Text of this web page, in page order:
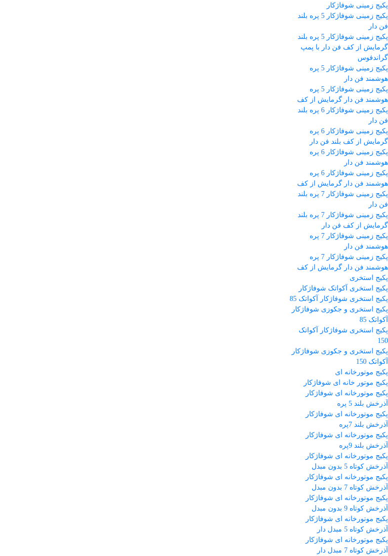
پکیج زمینی شوفاژکار
پکیج زمینی شوفاژکار 5 پره بلند
فن دار
پکیج زمینی شوفاژکار 5 پره بلند
گرمایش از کف فن دار با پمپ
گراندفوس
پکیج زمینی شوفاژکار 5 پره
هوشمند فن دار
پکیج زمینی شوفاژکار 5 پره
هوشمند فن دار گرمایش از کف
پکیج زمینی شوفاژکار 6 پره بلند
فن دار
پکیج زمینی شوفاژکار 6 پره
گرمایش از کف بلند فن دار
پکیج زمینی شوفاژکار 6 پره
هوشمند فن دار
پکیج زمینی شوفاژکار 6 پره
هوشمند فن دار گرمایش از کف
پکیج زمینی شوفاژکار 7 پره بلند
فن دار
پکیج زمینی شوفاژکار 7 پره بلند
گرمایش از کف فن دار
پکیج زمینی شوفاژکار 7 پره
هوشمند فن دار
پکیج زمینی شوفاژکار 7 پره
هوشمند فن دار گرمایش از کف
پکیج استخری
پکیج استخری آکواتک شوفاژکار
پکیج استخری شوفاژکار آکواتک 85
پکیج استخری و جکوزی شوفاژکار
آکواتک 85
پکیج استخری شوفاژکار آکواتک
150
پکیج استخری و جکوزی شوفاژکار
آکواتک 150
پکیج موتورخانه ای
پکیج موتور خانه ای شوفاژکار
پکیج موتورخانه ای شوفاژکار
آذرخش بلند 5 پره
پکیج موتورخانه ای شوفاژکار
آذرخش بلند 7پره
پکیج موتورخانه ای شوفاژکار
آذرخش بلند 9پره
پکیج موتورخانه ای شوفاژکار
آذرخش کوتاه 5 بدون مبدل
پکیج موتورخانه ای شوفاژکار
آذرخش کوتاه 7 بدون مبدل
پکیج موتورخانه ای شوفاژکار
آذرخش کوتاه 9 بدون مبدل
پکیج موتورخانه ای شوفاژکار
آذرخش کوتاه 5 مبدل دار
پکیج موتورخانه ای شوفاژکار
آذرخش کوتاه 7 مبدل دار